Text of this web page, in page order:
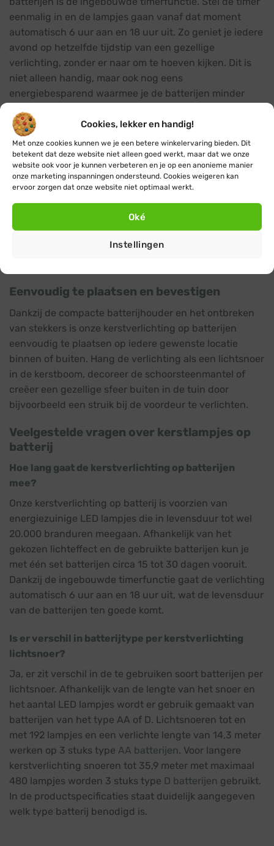
Cookies, lekker en handig!
Met onze cookies kunnen we je een betere winkelervaring bieden. Dit
betekent dat deze website niet alleen goed werkt, maar dat we onze
website ook voor je kunnen verbeteren en je op een anonieme manier
onze marketing inspanningen ondersteund. Cookies weigeren kan
ervoor zorgen dat onze website niet optimaal werkt.
Oké
Instellingen
eenmalig in en de lampjes gaan vanaf dat moment
automatisch 6 uur aan en 18 uur uit. Zo geniet je iedere
avond op hetzelfde tijdstip van een gezellige
verlichting, zonder er naar om te hoeven kijken. Dit is
niet alleen handig, maar ook nog eens
energiebesparend waarmee je de batterijen minder
Kies uit 8 verschillende lichteffecten
Met de kerstverlichting op batterij van Durawise heb je
keuze uit maar liefst 8 verschillende lichteffecten.
Naast de optie om de verlichting gewoon continu te
laten branden (zoals de meeste mensen deze
batterijlampjes gebruiken), kun je kiezen uit 7
dynamische twinkle effecten. Hiermee voeg je indien
gewenst wat extra originaliteit toe aan je
Eenvoudig te plaatsen en bevestigen
Dankzij de compacte batterijhouder en het ontbreken
van stekkers is onze kerstverlichting op batterijen
eenvoudig te plaatsen op iedere gewenste locatie
binnen of buiten. Hang de verlichting als een lichtsnoer
in de kerstboom, decoreer de schoorsteenmantel of
creëer een gezellige sfeer buiten in de tuin door
bijvoorbeeld een struik bij de voordeur te verlichten.
Veelgestelde vragen over kerstlampjes op
batterij
Hoe lang gaat de kerstverlichting op batterijen
mee?
Onze kerstverlichting op batterij is voorzien van
energiezuinige LED lampjes die in levensduur tot wel
20.000 branduren meegaan. Afhankelijk van het
gekozen lichteffect en de gebruikte batterijen kun je
met één set batterijen circa 15 tot 30 dagen vooruit.
Dankzij de ingebouwde timerfunctie gaat de verlichting
automatisch 6 uur aan en 18 uur uit, wat de levensduur
van de batterijen ten goede komt.
Is er verschil in batterijtype per kerstverlichting
lichtsnoer?
Ja, er zit verschil in de te gebruiken soort batterijen per
lichtsnoer. Afhankelijk van de lengte van het snoer en
het aantal LED lampjes wordt er gebruik gemaakt van
batterijen van het type AA of D. Lichtsnoeren tot en
met 192 lampjes en een verlichte lengte van 14,3 meter
werken op 3 stuks type AA batterijen. Voor langere
kerstverlichting snoeren tot 35,9 meter met maximaal
480 lampjes worden 3 stuks type D batterijen gebruikt.
In de productspecificaties staat duidelijk aangegeven
welk type batterij benodigd is.